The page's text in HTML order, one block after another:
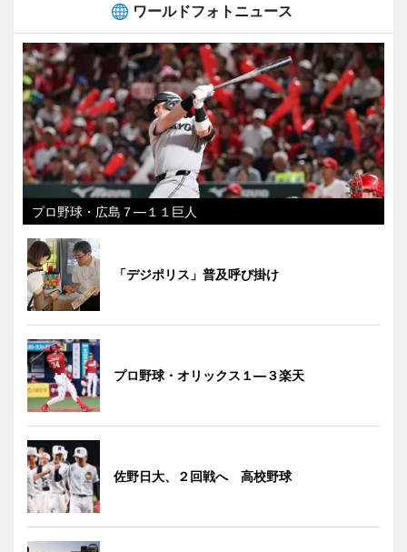
ワールドフォトニュース
プロ野球・広島７―１１巨人
「デジポリス」普及呼び掛け
プロ野球・オリックス１―３楽天
佐野日大、２回戦へ 高校野球